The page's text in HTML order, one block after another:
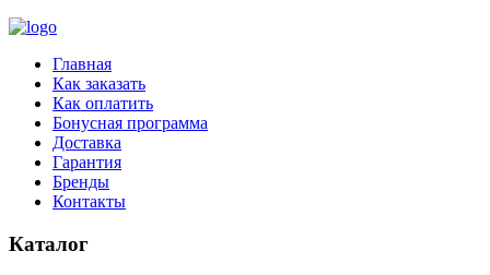
Главная
Как заказать
Как оплатить
Бонусная программа
Доставка
Гарантия
Бренды
Контакты
Каталог